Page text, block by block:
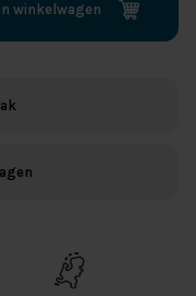
winkelwagen